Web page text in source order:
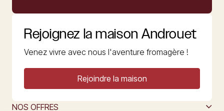
Rejoignez la maison Androuet
Venez vivre avec nous l'aventure fromagère !
Rejoindre la maison
NOS OFFRES